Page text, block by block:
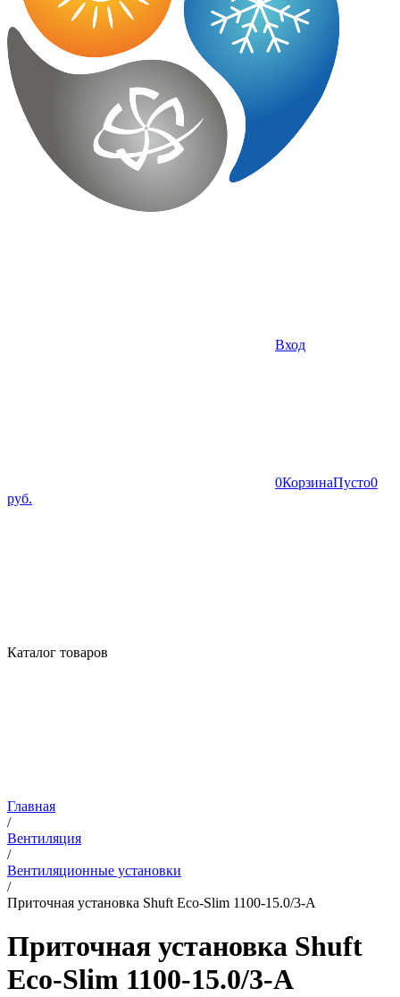
Вход
0КорзинаПусто0
руб.
Каталог товаров
Главная
/
Вентиляция
/
Вентиляционные установки
/
Приточная установка Shuft Eco-Slim 1100-15.0/3-А
Приточная установка Shuft
Eco-Slim 1100-15.0/3-А